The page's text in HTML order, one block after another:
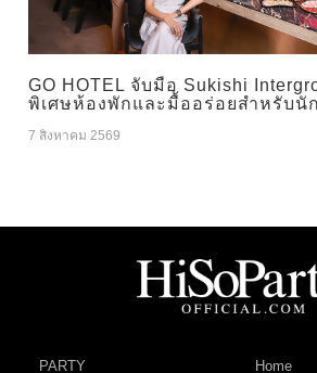
GO HOTEL จับมือ Sukishi
พิเศษห้องพักและมื้ออร่อยสำหรับนั
7 สิงหาคม 2569
PARTY Home